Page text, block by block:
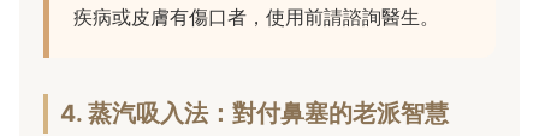
疾病或皮膚有傷口者，使用前請諮詢醫生。
4. 蒸汽吸入法：對付鼻塞的老派智慧